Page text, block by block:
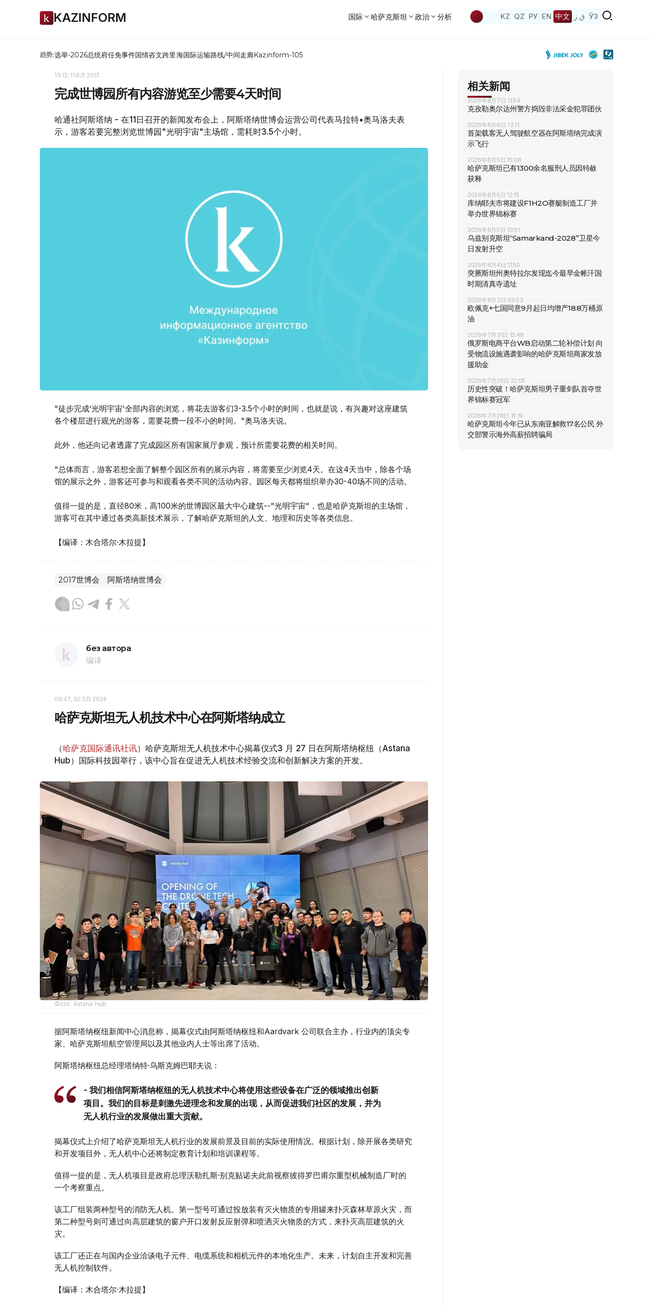
KAZINFORM 国际 哈萨克斯坦 政治 分析 KZ QZ РУ EN 中文 ق ز ЎЗ
趋势:选举-2026总统府任免事件国情咨文跨里海国际运输路线/中间走廊Kazinform-105
13:12, 11 6月 2017
完成世博园所有内容游览至少需要4天时间
哈通社阿斯塔纳 - 在11日召开的新闻发布会上，阿斯塔纳世博会运营公司代表马拉特•奥马洛夫表
示，游客若要完整浏览世博园"光明宇宙"主场馆，需耗时3.5个小时。
"徒步完成‘光明宇宙'全部内容的浏览，将花去游客们3-3.5个小时的时间，也就是说，有兴趣对这座建筑
各个楼层进行观光的游客，需要花费一段不小的时间。"奥马洛夫说。
此外，他还向记者透露了完成园区所有国家展厅参观，预计所需要花费的相关时间。
"总体而言，游客若想全面了解整个园区所有的展示内容，将需要至少浏览4天。在这4天当中，除各个场
馆的展示之外，游客还可参与和观看各类不同的活动内容。园区每天都将组织举办30-40场不同的活动。
值得一提的是，直径80米，高100米的世博园区最大中心建筑--"光明宇宙"，也是哈萨克斯坦的主场馆，
游客可在其中通过各类高新技术展示，了解哈萨克斯坦的人文、地理和历史等各类信息。
【编译：木合塔尔·木拉提】
2017世博会 阿斯塔纳世博会
без автора
编译
09:47, 30 3月 2024
哈萨克斯坦无人机技术中心在阿斯塔纳成立
（哈萨克国际通讯社讯）哈萨克斯坦无人机技术中心揭幕仪式3 月 27 日在阿斯塔纳枢纽（Astana
Hub）国际科技园举行，该中心旨在促进无人机技术经验交流和创新解决方案的开发。
Фото: Astana Hub
据阿斯塔纳枢纽新闻中心消息称，揭幕仪式由阿斯塔纳枢纽和Aardvark 公司联合主办，行业内的顶尖专
家、哈萨克斯坦航空管理局以及其他业内人士等出席了活动。
阿斯塔纳枢纽总经理塔纳特·乌斯克姆巴耶夫说：
- 我们相信阿斯塔纳枢纽的无人机技术中心将使用这些设备在广泛的领域推出创新
项目。我们的目标是刺激先进理念和发展的出现，从而促进我们社区的发展，并为
无人机行业的发展做出重大贡献。
揭幕仪式上介绍了哈萨克斯坦无人机行业的发展前景及目前的实际使用情况。根据计划，除开展各类研究
和开发项目外，无人机中心还将制定教育计划和培训课程等。
值得一提的是，无人机项目是政府总理沃勒扎斯·别克贴诺夫此前视察彼得罗巴甫尔重型机械制造厂时的
一个考察重点。
该工厂组装两种型号的消防无人机。第一型号可通过投放装有灭火物质的专用罐来扑灭森林草原火灾，而
第二种型号则可通过向高层建筑的窗户开口发射反应射弹和喷洒灭火物质的方式，来扑灭高层建筑的火
灾。
该工厂还正在与国内企业洽谈电子元件、电缆系统和相机元件的本地化生产。未来，计划自主开发和完善
无人机控制软件。
【编译：木合塔尔·木拉提】
相关新闻
2026年8月7日 11:54
克孜勒奥尔达州警方捣毁非法采金犯罪团伙
2026年8月6日 13:11
首架载客无人驾驶航空器在阿斯塔纳完成演
示飞行
2026年8月5日 15:08
哈萨克斯坦已有1300余名服刑人员因特赦
获释
2026年8月5日 12:15
库纳耶夫市将建设F1H2O赛艇制造工厂并
举办世界锦标赛
2026年8月5日 10:51
乌兹别克斯坦“Samarkand-2028”卫星今
日发射升空
2026年8月4日 11:50
突厥斯坦州奥特拉尔发现迄今最早金帐汗国
时期清真寺遗址
2026年8月3日 09:53
欧佩克+七国同意9月起日均增产18.8万桶原
油
2026年7月31日 15:48
俄罗斯电商平台WB启动第二轮补偿计划 向
受物流设施遇袭影响的哈萨克斯坦商家发放
援助金
2026年7月29日 22:05
历史性突破！哈萨克斯坦男子重剑队首夺世
界锦标赛冠军
2026年7月29日 15:19
哈萨克斯坦今年已从东南亚解救17名公民 外
交部警示海外高薪招聘骗局